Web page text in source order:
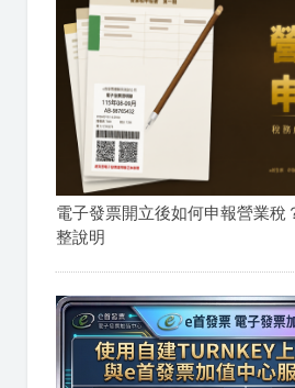
電子發票開立後如何申報營業稅
整說明